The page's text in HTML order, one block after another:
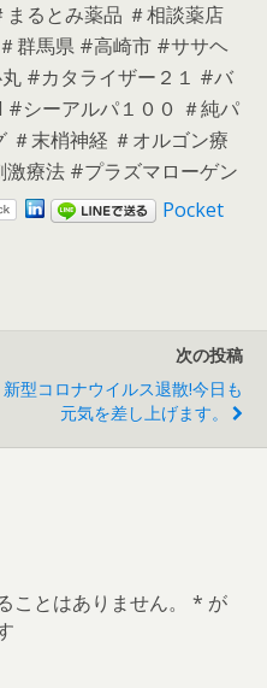
るとみ薬品 ＃相談薬店
群馬県 #高崎市 #ササヘ
#カタライザー２１ #バ
シーアルパ１００ ＃純パ
＃末梢神経 ＃オルゴン療
療法 #プラズマローゲン
Pocket
次の投稿
新型コロナウイルス退散!今日も
元気を差し上げます。
とはありません。 * が